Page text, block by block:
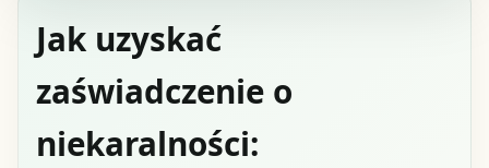
Jak uzyskać
zaświadczenie o
niekaralności: